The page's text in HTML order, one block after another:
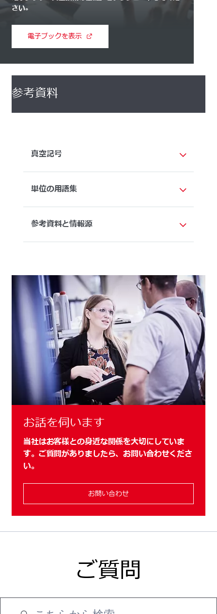
さい。
電子ブックを表示
参考資料
真空記号
単位の用語集
参考資料と情報源
お話を伺います
当社はお客様との身近な関係を大切にしていま
す。ご質問がありましたら、お問い合わせくださ
い。
お問い合わせ
ご質問